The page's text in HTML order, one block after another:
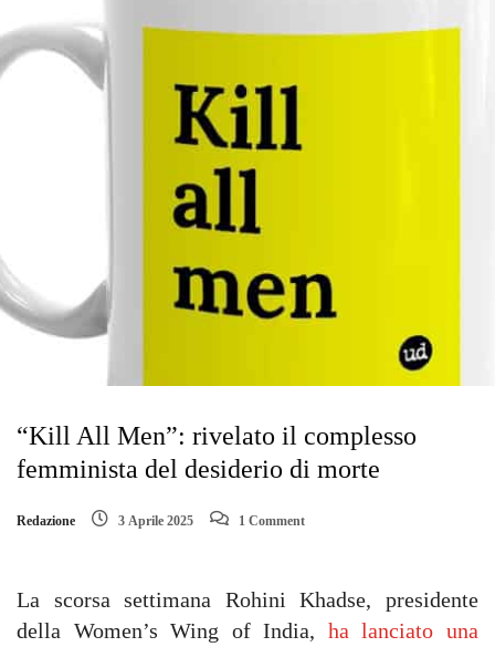
“Kill All Men”: rivelato il complesso
femminista del desiderio di morte
Redazione 3 Aprile 2025 1 Comment
La scorsa settimana Rohini Khadse, presidente
della Women’s Wing of India, ha lanciato una